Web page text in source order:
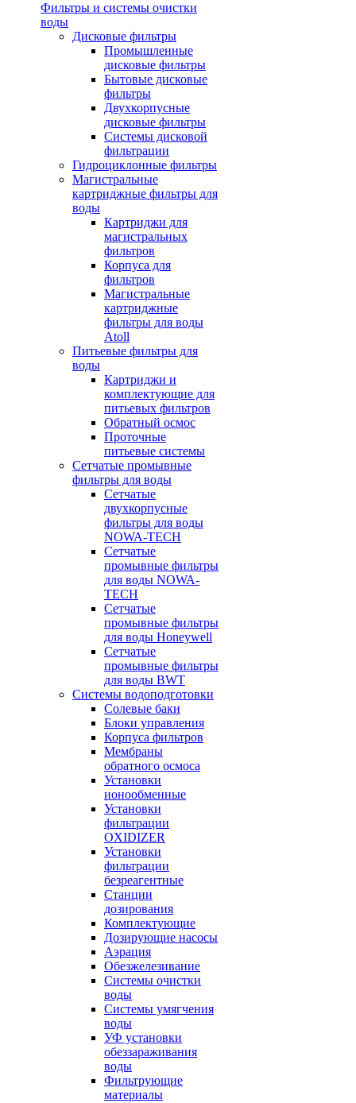
Фильтры и системы очистки
воды
Дисковые фильтры
Промышленные
дисковые фильтры
Бытовые дисковые
фильтры
Двухкорпусные
дисковые фильтры
Системы дисковой
фильтрации
Гидроциклонные фильтры
Магистральные
картриджные фильтры для
воды
Картриджи для
магистральных
фильтров
Корпуса для
фильтров
Магистральные
картриджные
фильтры для воды
Atoll
Питьевые фильтры для
воды
Картриджи и
комплектующие для
питьевых фильтров
Обратный осмос
Проточные
питьевые системы
Сетчатые промывные
фильтры для воды
Сетчатые
двухкорпусные
фильтры для воды
NOWA-TECH
Сетчатые
промывные фильтры
для воды NOWA-
TECH
Сетчатые
промывные фильтры
для воды Honeywell
Сетчатые
промывные фильтры
для воды BWT
Системы водоподготовки
Солевые баки
Блоки управления
Корпуса фильтров
Мембраны
обратного осмоса
Установки
ионообменные
Установки
фильтрации
OXIDIZER
Установки
фильтрации
безреагентные
Станции
дозирования
Комплектующие
Дозирующие насосы
Аэрация
Обезжелезивание
Системы очистки
воды
Системы умягчения
воды
УФ установки
обеззараживания
воды
Фильтрующие
материалы